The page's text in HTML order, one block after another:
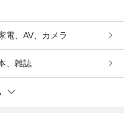
電、AV、カメラ
、雑誌